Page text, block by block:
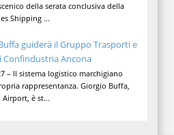
della serata conclusiva della
Shipping ...
guiderà il Gruppo Trasporti e
Confindustria Ancona
– Il sistema logistico marchigiano
rappresentanza. Giorgio Buffa,
è st...